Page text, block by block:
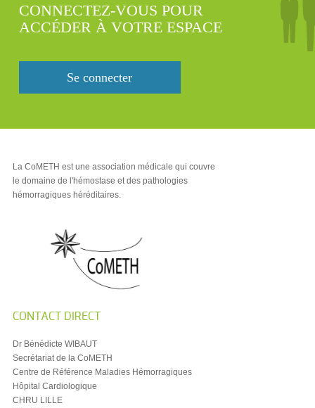
CONNECTEZ-VOUS POUR
ACCÉDER À VOTRE ESPACE
Se connecter
La CoMETH est une association médicale qui couvre
le domaine de l'hémostase et des pathologies
hémorragiques héréditaires.
CONTACT DIRECT
Dr Bénédicte WIBAUT
Secrétariat de la CoMETH
Centre de Référence Maladies Hémorragiques
Hôpital Cardiologique
CHRU LILLE